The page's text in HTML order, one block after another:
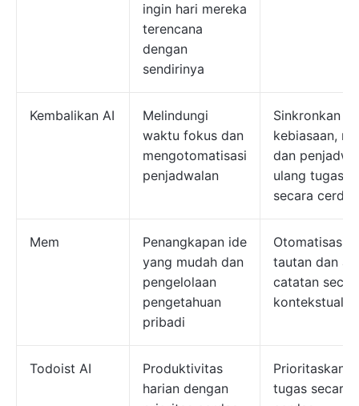
ingin hari mereka
terencana
dengan
sendirinya
Kembalikan AI
Melindungi
waktu fokus dan
mengotomatisasi
penjadwalan
Sinkronkan
kebiasaan,
dan
ulang tugas
secara cerdas
Mem
Penangkapan ide
yang mudah dan
pengelolaan
pengetahuan
pribadi
Otomatisasi
tautan dan
catatan
kontekstual
Todoist AI
Produktivitas
harian dengan
Prioritaskan
tugas secara